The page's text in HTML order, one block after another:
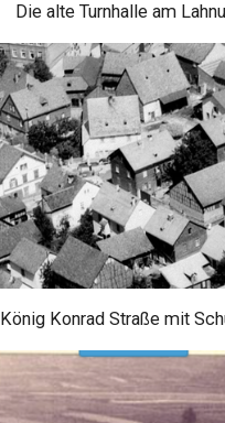
Die alte Turnhalle am
König Konrad Straße mit